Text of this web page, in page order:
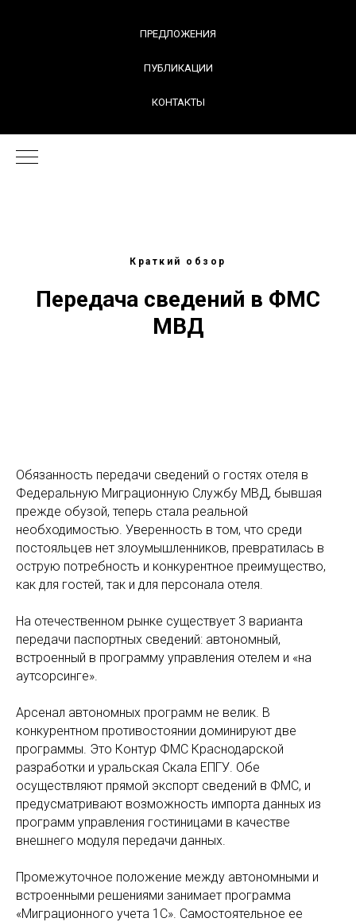
ПРЕДЛОЖЕНИЯ
ПУБЛИКАЦИИ
КОНТАКТЫ
Краткий обзор
Передача сведений в ФМС
МВД
Обязанность передачи сведений о гостях отеля в
Федеральную Миграционную Службу МВД, бывшая
прежде обузой, теперь стала реальной
необходимостью. Уверенность в том, что среди
постояльцев нет злоумышленников, превратилась в
острую потребность и конкурентное преимущество,
как для гостей, так и для персонала отеля.
На отечественном рынке существует 3 варианта
передачи паспортных сведений: автономный,
встроенный в программу управления отелем и «на
аутсорсинге».
Арсенал автономных программ не велик. В
конкурентном противостоянии доминируют две
программы. Это Контур ФМС Краснодарской
разработки и уральская Скала ЕПГУ. Обе
осуществляют прямой экспорт сведений в ФМС, и
предусматривают возможность импорта данных из
программ управления гостиницами в качестве
внешнего модуля передачи данных.
Промежуточное положение между автономными и
встроенными решениями занимает программа
«Миграционного учета 1С». Самостоятельное ее